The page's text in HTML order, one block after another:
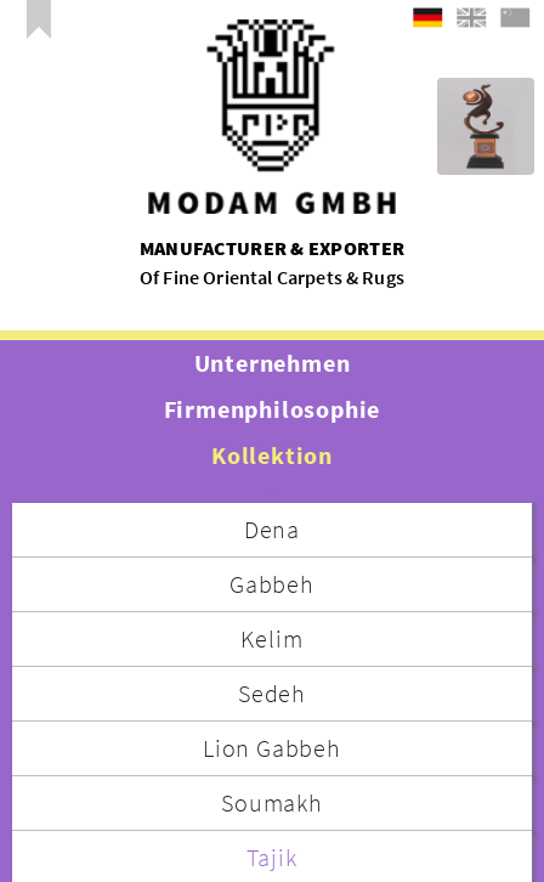
MANUFACTURER & EXPORTER
Of Fine Oriental Carpets & Rugs
Unternehmen
Firmenphilosophie
Kollektion
Dena
Gabbeh
Kelim
Sedeh
Lion Gabbeh
Soumakh
Tajik